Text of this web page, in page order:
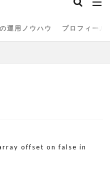
運用ノウハウ プロフィール
offset on false in
ーpro
ン